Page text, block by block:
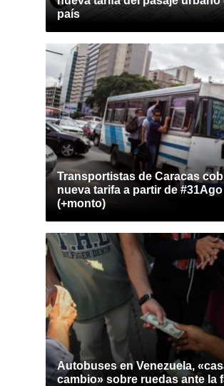
país
Transportistas de Caracas
nueva tarifa a partir de #31Ago
(+monto)
Autobuses en Venezuela,
cambio» sobre ruedas ante la